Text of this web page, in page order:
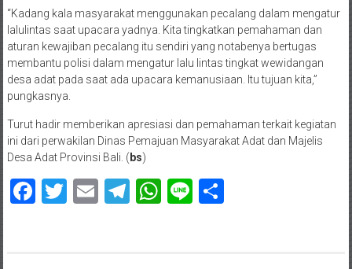
“Kadang kala masyarakat menggunakan pecalang dalam mengatur
lalulintas saat upacara yadnya. Kita tingkatkan pemahaman dan
aturan kewajiban pecalang itu sendiri yang notabenya bertugas
membantu polisi dalam mengatur lalu lintas tingkat wewidangan
desa adat pada saat ada upacara kemanusiaan. Itu tujuan kita,”
pungkasnya.
Turut hadir memberikan apresiasi dan pemahaman terkait kegiatan
ini dari perwakilan Dinas Pemajuan Masyarakat Adat dan Majelis
Desa Adat Provinsi Bali. ( bs)
Facebook
Twitter
EmailTelegram
WhatsApp
LineShare